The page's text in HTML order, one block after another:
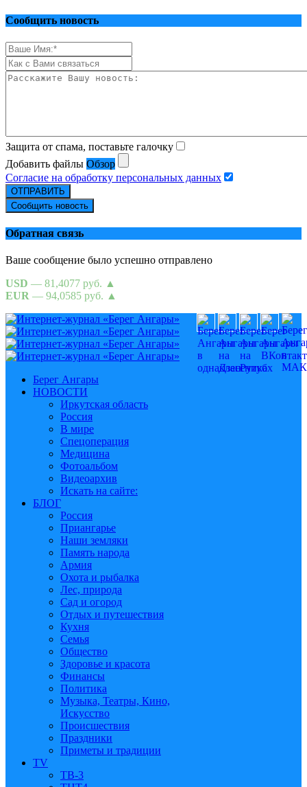
Сообщить новость
Защита от спама, поставьте галочку
Добавить файлы Обзор
Согласие на обработку персональных данных
ОТПРАВИТЬ
Сообщить новость
Обратная связь
Ваше сообщение было успешно отправлено
USD — 81,4077 руб. ▲
EUR — 94,0585 руб. ▲
Берег Ангары
НОВОСТИ
Иркутская область
Россия
В мире
Спецоперация
Медицина
Фотоальбом
Видеоархив
Искать на сайте:
БЛОГ
Россия
Приангарье
Наши земляки
Память народа
Армия
Охота и рыбалка
Лес, природа
Сад и огород
Отдых и путешествия
Кухня
Семья
Общество
Здоровье и красота
Финансы
Политика
Музыка, Театры, Кино,
Искусство
Происшествия
Праздники
Приметы и традиции
TV
ТВ-3